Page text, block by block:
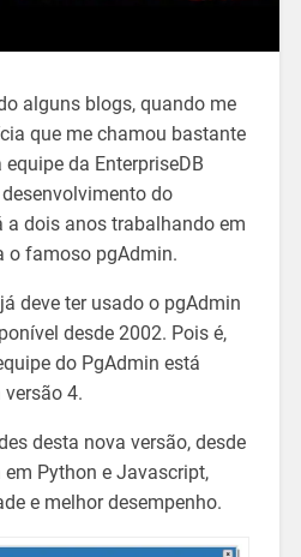
alguns blogs, quando me
que me chamou bastante
da EnterpriseDB
do
a dois anos trabalhando em
o famoso pgAdmin.
deve ter usado o pgAdmin
desde 2002. Pois é,
do PgAdmin está
4.
desta nova versão, desde
Python e Javascript,
e melhor desempenho.